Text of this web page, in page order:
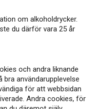
om alkoholdrycker.
du därför vara 25 år
och andra liknande
användarupplevelse
för att webbsidan
Andra cookies, för